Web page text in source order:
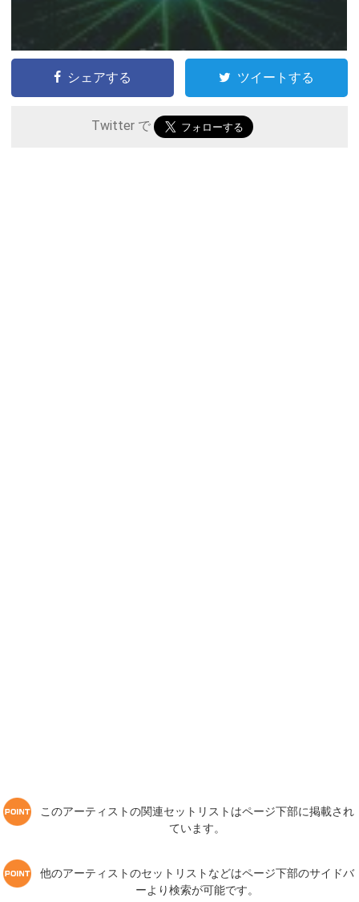
シェアする ツイートする
Twitter で
このアーティストの関連セットリストはページ下部に掲載され
ています。
他のアーティストのセットリストなどはページ下部のサイドバ
ーより検索が可能です。